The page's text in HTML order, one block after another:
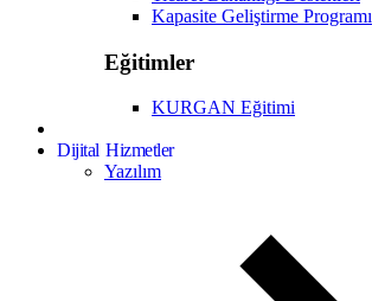
Kapasite Geliştirme Programı
Eğitimler
KURGAN Eğitimi
Dijital Hizmetler
Yazılım